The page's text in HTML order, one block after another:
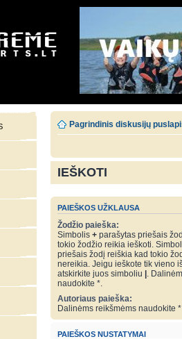
Pagrindinis diskusijų
IEŠKOTI
PAIEŠKOS UŽKLAUSA
Žodžio paieška:
Simbolis + parašytas priešais
tokio žodžio reikia ieškoti.
priešais žodį reiškia kad tokio
nereikia. Jeigu ieškote tik vieno
atskirkite juos simboliu .
naudokite *.
Autoriaus paieška:
Dalinėms reikšmėms naudokite
PAIEŠKOS NUSTATYMAI